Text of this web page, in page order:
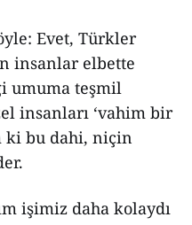
Evet, Türkler
insanlar elbette
umuma teşmil
insanları ‘vahim bir
ki bu dahi, niçin
işimiz daha kolaydı